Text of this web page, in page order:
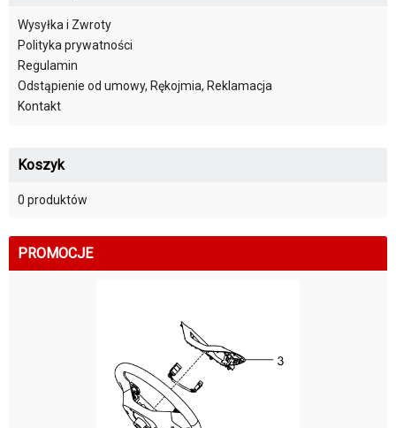
Wysyłka i Zwroty
Polityka prywatności
Regulamin
Odstąpienie od umowy, Rękojmia, Reklamacja
Kontakt
Koszyk
0 produktów
PROMOCJE